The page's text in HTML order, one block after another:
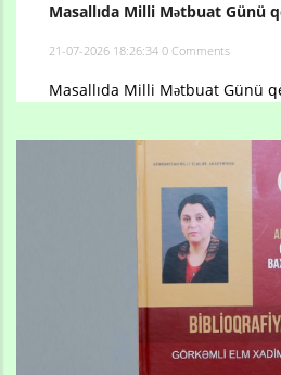
Masallıda Milli Mətbuat Günü
21-07-2026 18:26:34 0 Comments
Masallıda Milli Mətbuat Günü